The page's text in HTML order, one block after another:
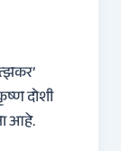
दोशी
आहे.